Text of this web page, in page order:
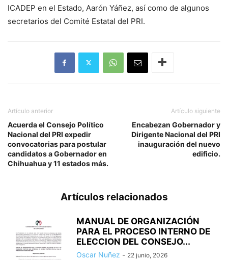
ICADEP en el Estado, Aarón Yáñez, así como de algunos
secretarios del Comité Estatal del PRI.
Artículo anterior
Acuerda el Consejo Político
Nacional del PRI expedir
convocatorias para postular
candidatos a Gobernador en
Chihuahua y 11 estados más.
Artículo siguiente
Encabezan Gobernador y
Dirigente Nacional del PRI
inauguración del nuevo
edificio.
Artículos relacionados
MANUAL DE ORGANIZACIÓN
PARA EL PROCESO INTERNO DE
ELECCION DEL CONSEJO...
Oscar Nuñez - 22 junio, 2026